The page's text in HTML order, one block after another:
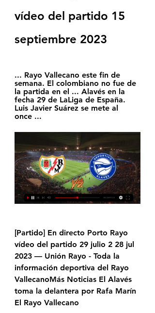
vídeo del partido 15
septiembre 2023
... Rayo Vallecano este fin de
semana. El colombiano no fue de
la partida en el ... Alavés en la
fecha 29 de LaLiga de España.
Luis Javier Suárez se mete al
once ...
[Partido] En directo Porto Rayo
vídeo del partido 29 julio 2 28 jul
2023 — Unión Rayo - Toda la
información deportiva del Rayo
VallecanoMás Noticias El Alavés
toma la delantera por Rafa Marín
El Rayo Vallecano